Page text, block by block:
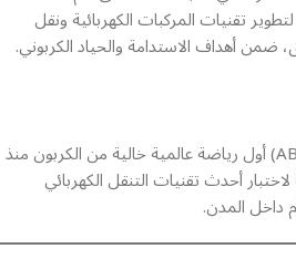
تقنيات المركبات الكهربائية ونقل
ضمن أهداف الاستدامة والحياد الكربوني.
تُعد بطولة (ABB FIA Formula E) أول رياضة عالمية خالية من الكربون منذ
لاختبار أحدث تقنيات التنقل الكهربائي
داخل المدن.